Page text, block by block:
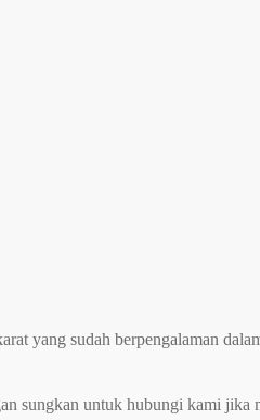
yang sudah berpengalaman
sungkan untuk hubungi kami jika